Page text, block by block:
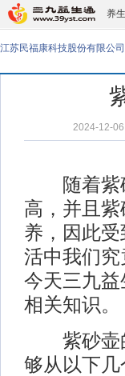
养
江苏民福康科技股份有限公司
2024-12-
随着紫砂
高，并且
养，因此
活中我们
今天三九
相关知识。
紫砂壶的
够从以下几